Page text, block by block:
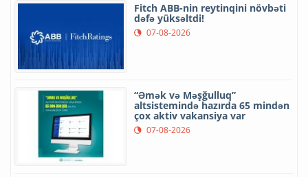
Fitch ABB-nin reytinqini növbəti
dəfə yüksəltdi!
07-08-2026
“Əmək və Məşğulluq”
altsistemində hazırda 65 mindən
çox aktiv vakansiya var
07-08-2026